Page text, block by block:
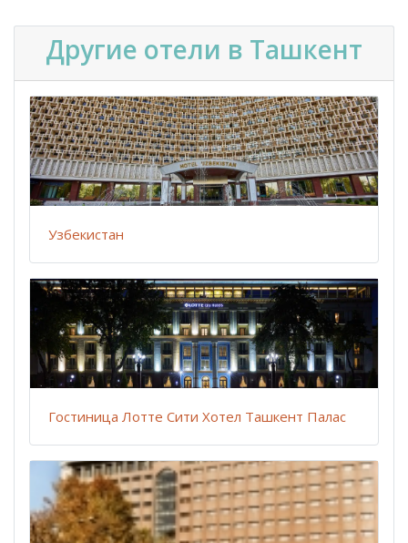
Другие отели в Ташкент
Узбекистан
Гостиница Лотте Сити Хотел Ташкент Палас